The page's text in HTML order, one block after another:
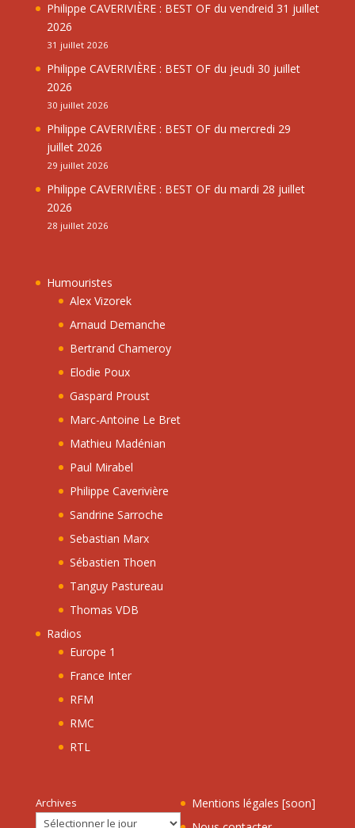
Philippe CAVERIVIÈRE : BEST OF du vendreid 31 juillet
2026
31 juillet 2026
Philippe CAVERIVIÈRE : BEST OF du jeudi 30 juillet
2026
30 juillet 2026
Philippe CAVERIVIÈRE : BEST OF du mercredi 29
juillet 2026
29 juillet 2026
Philippe CAVERIVIÈRE : BEST OF du mardi 28 juillet
2026
28 juillet 2026
Humouristes
Alex Vizorek
Arnaud Demanche
Bertrand Chameroy
Elodie Poux
Gaspard Proust
Marc-Antoine Le Bret
Mathieu Madénian
Paul Mirabel
Philippe Caverivière
Sandrine Sarroche
Sebastian Marx
Sébastien Thoen
Tanguy Pastureau
Thomas VDB
Radios
Europe 1
France Inter
RFM
RMC
RTL
Archives
Mentions légales [soon]